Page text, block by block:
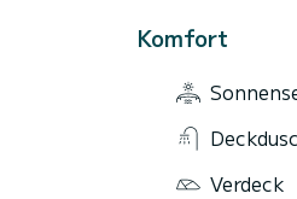
Komfort
Verdeck